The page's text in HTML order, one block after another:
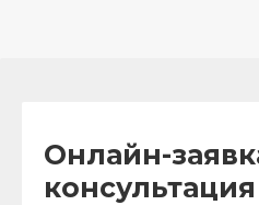
Онлайн-
консультация